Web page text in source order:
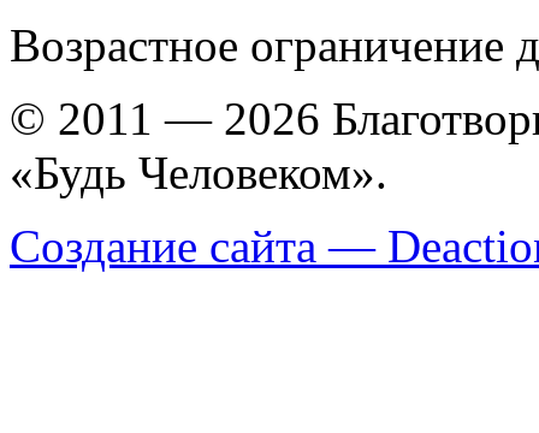
Возрастное ограничение
© 2011 — 2026
«Будь Человеком».
Создание сайта —